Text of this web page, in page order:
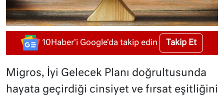
10Haber'i Google'da takip edin Takip Et
Migros, İyi Gelecek Planı doğrultusunda
hayata geçirdiği cinsiyet ve fırsat eşitliğini